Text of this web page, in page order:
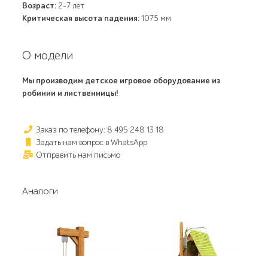
Возраст: 2-7 лет
Критическая высота падения:1075 мм
О модели
Мы производим детское игровое оборудование из
робинии и лиственницы!
Заказ по телефону: 8 495 248 13 18
Задать нам вопрос в WhatsApp
Отправить нам письмо
Аналоги